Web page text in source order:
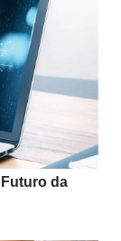
da